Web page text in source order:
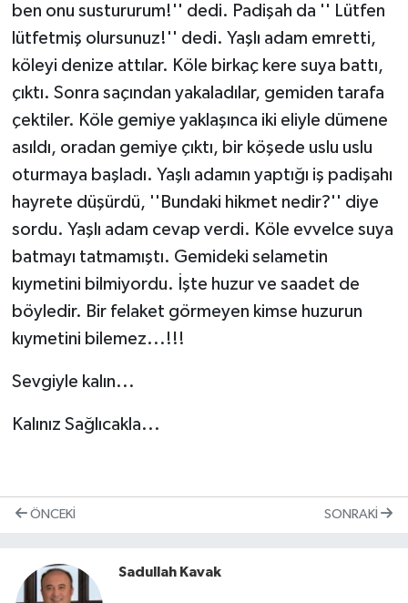
ben onu sustururum!'' dedi. Padişah da '' Lütfen
lütfetmiş olursunuz!'' dedi. Yaşlı adam emretti,
köleyi denize attılar. Köle birkaç kere suya battı,
çıktı. Sonra saçından yakaladılar, gemiden tarafa
çektiler. Köle gemiye yaklaşınca iki eliyle dümene
asıldı, oradan gemiye çıktı, bir köşede uslu uslu
oturmaya başladı. Yaşlı adamın yaptığı iş padişahı
hayrete düşürdü, ''Bundaki hikmet nedir?'' diye
sordu. Yaşlı adam cevap verdi. Köle evvelce suya
batmayı tatmamıştı. Gemideki selametin
kıymetini bilmiyordu. İşte huzur ve saadet de
böyledir. Bir felaket görmeyen kimse huzurun
kıymetini bilemez...!!!
Sevgiyle kalın...
Kalınız Sağlıcakla...
ÖNCEKI SONRAKI
Sadullah Kavak